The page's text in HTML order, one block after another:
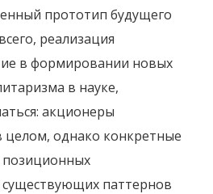
прототип будущего
реализация
в формировании новых
в науке,
акционеры
однако конкретные
позиционных
существующих паттернов